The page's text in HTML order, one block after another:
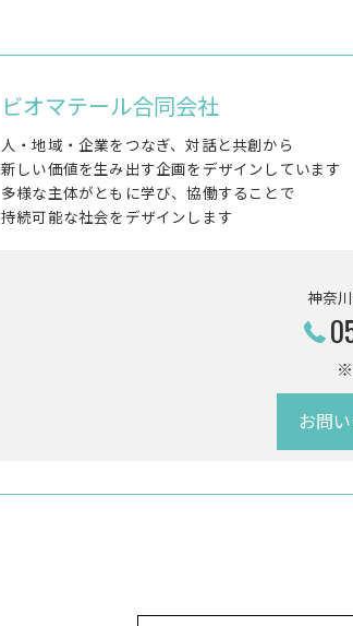
ビオマテール合同会社
人・地域・企業をつなぎ、対話と共創から
新しい価値を生み出す企画をデザインしています
多様な主体がともに学び、協働することで
持続可能な社会をデザインします
神奈
※
お問